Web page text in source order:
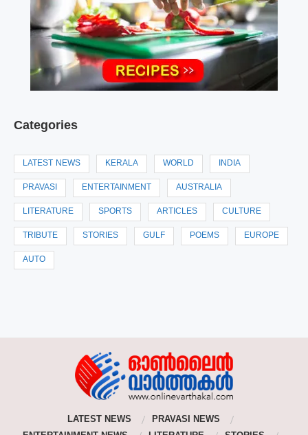
Categories
LATEST NEWS KERALA WORLD INDIA
PRAVASI ENTERTAINMENT AUSTRALIA
LITERATURE SPORTS ARTICLES CULTURE
TRIBUTE STORIES GULF POEMS EUROPE
AUTO
LATEST NEWS
PRAVASI NEWS